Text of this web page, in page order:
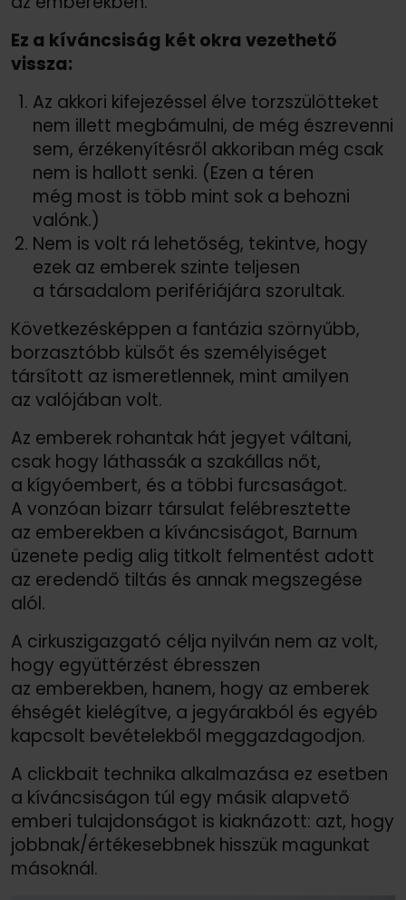
Ez a kíváncsiság két okra vezethető
vissza:
Az akkori kifejezéssel élve torzszülötteket
nem illett megbámulni, de még észrevenni
sem, érzékenyítésről akkoriban még csak
nem is hallott senki. (Ezen a téren
még most is több mint sok a behozni
valónk.)
Nem is volt rá lehetőség, tekintve, hogy
ezek az emberek szinte teljesen
a társadalom perifériájára szorultak.
Következésképpen a fantázia szörnyűbb,
borzasztóbb külsőt és személyiséget
társított az ismeretlennek, mint amilyen
az valójában volt.
Az emberek rohantak hát jegyet váltani,
csak hogy láthassák a szakállas nőt,
a kígyóembert, és a többi furcsaságot.
A vonzóan bizarr társulat felébresztette
az emberekben a kíváncsiságot, Barnum
üzenete pedig alig titkolt felmentést adott
az eredendő tiltás és annak megszegése
alól.
A cirkuszigazgató célja nyilván nem az volt,
hogy együttérzést ébresszen
az emberekben, hanem, hogy az emberek
éhségét kielégítve, a jegyárakból és egyéb
kapcsolt bevételekből meggazdagodjon.
A clickbait technika alkalmazása ez esetben
a kíváncsiságon túl egy másik alapvető
emberi tulajdonságot is kiaknázott: azt, hogy
jobbnak/értékesebbnek hisszük magunkat
másoknál.